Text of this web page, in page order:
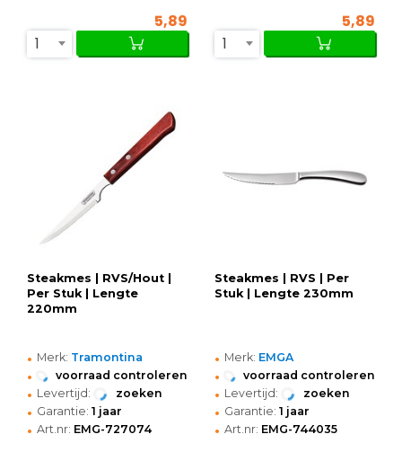
5,89
1
5,89
1
Steakmes | RVS/Hout |
Per Stuk | Lengte
220mm
• Merk: Tramontina
• voorraad controleren
• Levertijd: zoeken
• Garantie: 1 jaar
• Art.nr: EMG-727074
Steakmes | RVS | Per
Stuk | Lengte 230mm
• Merk: EMGA
• voorraad controleren
• Levertijd: zoeken
• Garantie: 1 jaar
• Art.nr: EMG-744035